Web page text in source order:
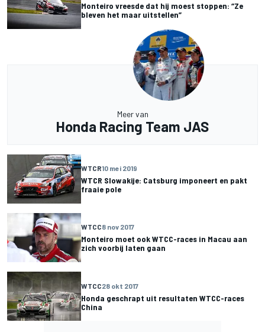
Monteiro vreesde dat hij moest stoppen: “Ze
bleven het maar uitstellen”
Meer van
Honda Racing Team JAS
WTCR10 mei 2019
WTCR Slowakije: Catsburg imponeert en pakt
fraaie pole
WTCC8 nov 2017
Monteiro moet ook WTCC-races in Macau aan
zich voorbij laten gaan
WTCC28 okt 2017
Honda geschrapt uit resultaten WTCC-races
China